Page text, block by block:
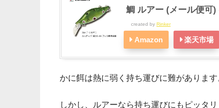
鯛 ルアー (メール便可)
created by Rinker
Amazon 楽天市場
かに餌は熱に弱く持ち運びに難がありま
しかし、ルアーなら持ち運びにもピッタ